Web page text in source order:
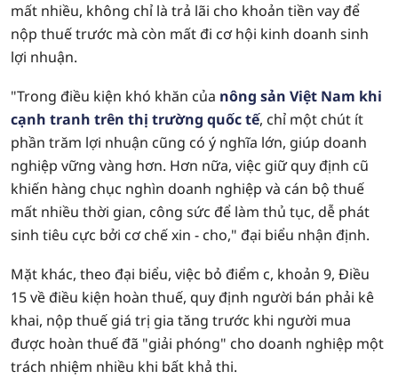
mất nhiều, không chỉ là trả lãi cho khoản tiền vay để
nộp thuế trước mà còn mất đi cơ hội kinh doanh sinh
lợi nhuận.
"Trong điều kiện khó khăn của nông sản Việt Nam khi
cạnh tranh trên thị trường quốc tế, chỉ một chút ít
phần trăm lợi nhuận cũng có ý nghĩa lớn, giúp doanh
nghiệp vững vàng hơn. Hơn nữa, việc giữ quy định cũ
khiến hàng chục nghìn doanh nghiệp và cán bộ thuế
mất nhiều thời gian, công sức để làm thủ tục, dễ phát
sinh tiêu cực bởi cơ chế xin - cho," đại biểu nhận định.
Mặt khác, theo đại biểu, việc bỏ điểm c, khoản 9, Điều
15 về điều kiện hoàn thuế, quy định người bán phải kê
khai, nộp thuế giá trị gia tăng trước khi người mua
được hoàn thuế đã "giải phóng" cho doanh nghiệp một
trách nhiệm nhiều khi bất khả thi.